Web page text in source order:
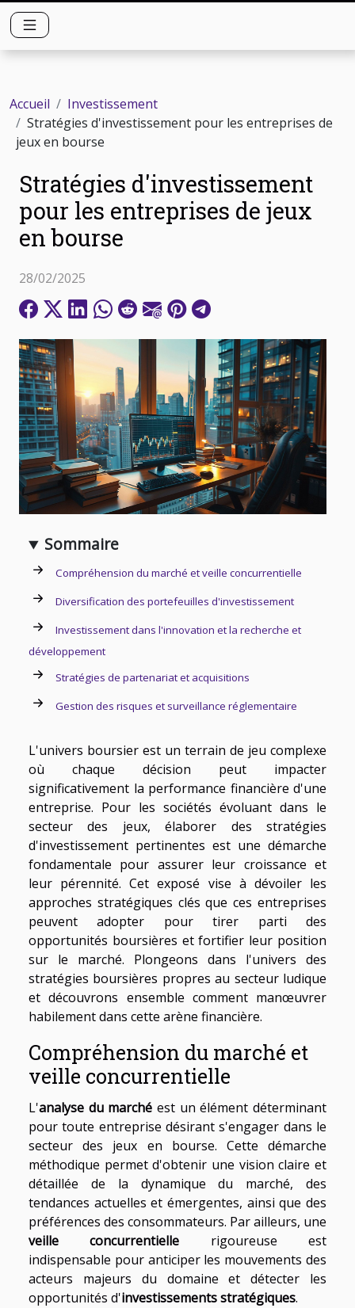
Accueil
Investissement
Stratégies d'investissement pour les entreprises de
jeux en bourse
Stratégies d'investissement
pour les entreprises de jeux
en bourse
28/02/2025
Sommaire
Compréhension du marché et veille concurrentielle
Diversification des portefeuilles d'investissement
Investissement dans l'innovation et la recherche et
développement
Stratégies de partenariat et acquisitions
Gestion des risques et surveillance réglementaire
L'univers boursier est un terrain de jeu complexe
où chaque décision peut impacter
significativement la performance financière d'une
entreprise. Pour les sociétés évoluant dans le
secteur des jeux, élaborer des stratégies
d'investissement pertinentes est une démarche
fondamentale pour assurer leur croissance et
leur pérennité. Cet exposé vise à dévoiler les
approches stratégiques clés que ces entreprises
peuvent adopter pour tirer parti des
opportunités boursières et fortifier leur position
sur le marché. Plongeons dans l'univers des
stratégies boursières propres au secteur ludique
et découvrons ensemble comment manœuvrer
habilement dans cette arène financière.
Compréhension du marché et
veille concurrentielle
L'analyse du marché est un élément déterminant
pour toute entreprise désirant s'engager dans le
secteur des jeux en bourse. Cette démarche
méthodique permet d'obtenir une vision claire et
détaillée de la dynamique du marché, des
tendances actuelles et émergentes, ainsi que des
préférences des consommateurs. Par ailleurs, une
veille concurrentielle rigoureuse est
indispensable pour anticiper les mouvements des
acteurs majeurs du domaine et détecter les
opportunités d'investissements stratégiques.